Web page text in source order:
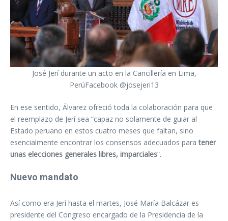
José Jerí durante un acto en la Cancillería en Lima,
PerúFacebook @josejeri13
En ese sentido, Álvarez ofreció toda la colaboración para que
el reemplazo de Jerí sea “capaz no solamente de guiar al
Estado peruano en estos cuatro meses que faltan, sino
esencialmente encontrar los consensos adecuados paratener
unas elecciones generales libres, imparciales“.
Nuevo mandato
Así como era Jerí hasta el martes, José María Balcázar es
presidente del Congreso encargado de la Presidencia de la